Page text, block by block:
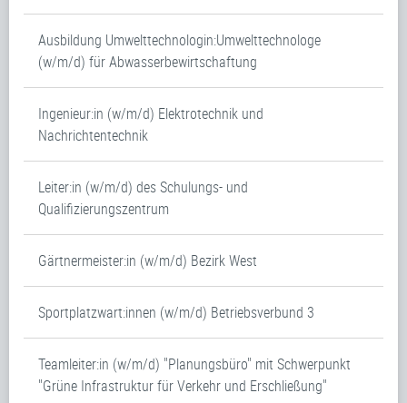
Ausbildung Umwelttechnologin:Umwelttechnologe
(w/m/d) für Abwasserbewirtschaftung
Ingenieur:in (w/m/d) Elektrotechnik und
Nachrichtentechnik
Leiter:in (w/m/d) des Schulungs- und
Qualifizierungszentrum
Gärtnermeister:in (w/m/d) Bezirk West
Sportplatzwart:innen (w/m/d) Betriebsverbund 3
Teamleiter:in (w/m/d) "Planungsbüro" mit Schwerpunkt
"Grüne Infrastruktur für Verkehr und Erschließung"